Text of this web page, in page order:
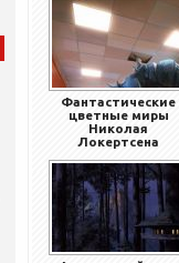
Фантастические
цветные миры
Николая
Локертсена